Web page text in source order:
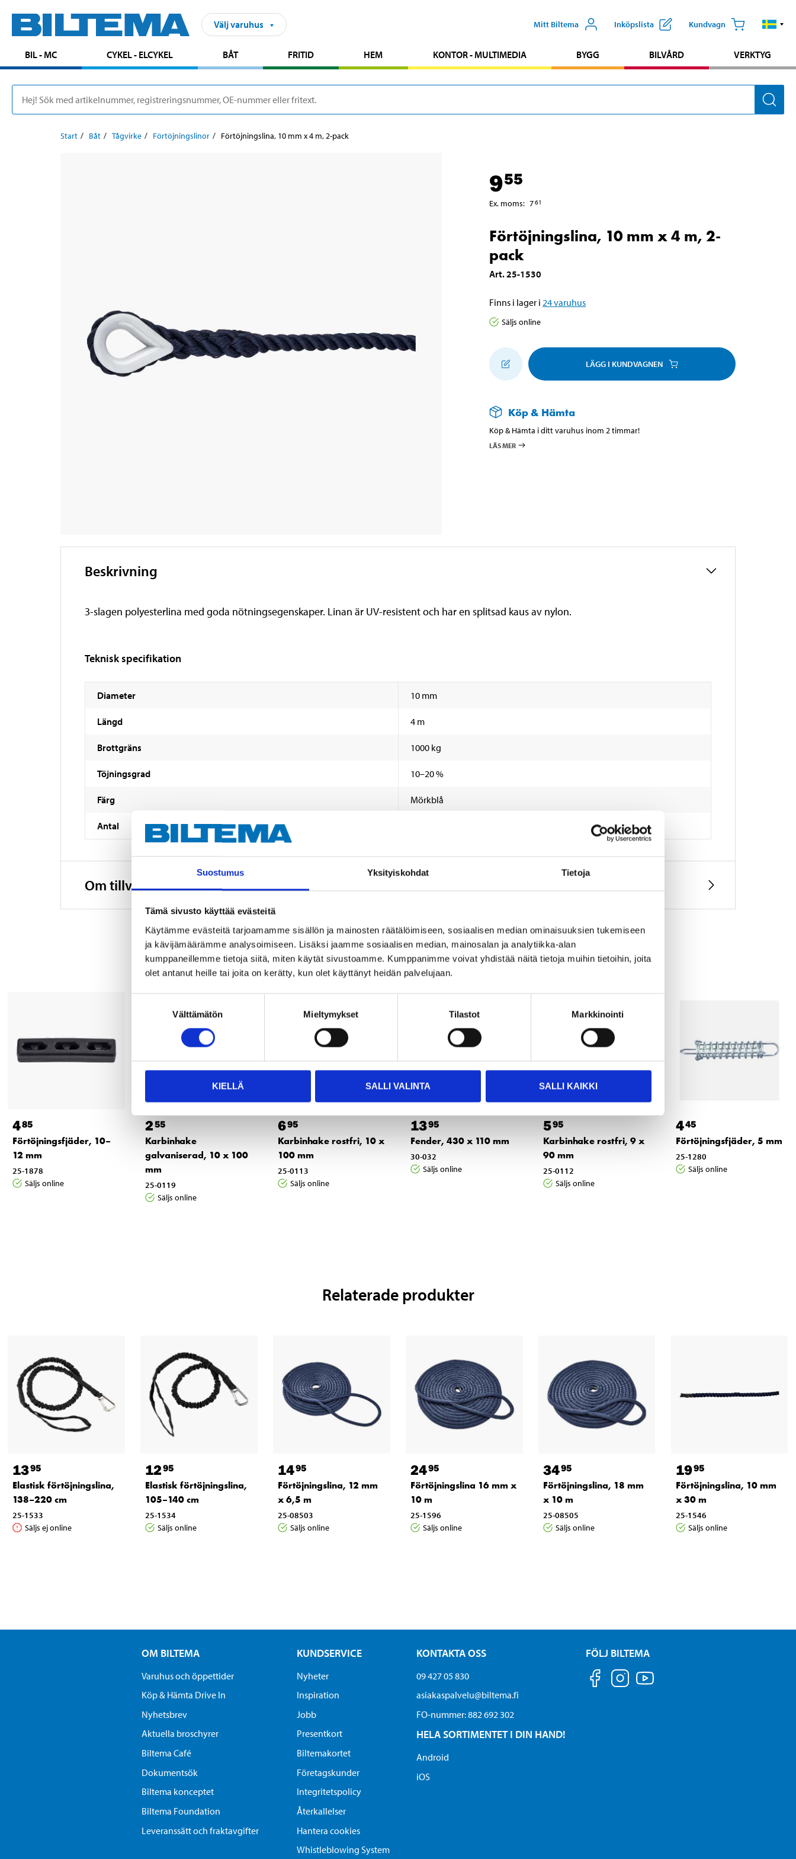
Suostumus Yksityiskohdat Tietoja
Tämä sivusto käyttää evästeitä
Käytämme evästeitä tarjoamamme sisällön ja mainosten räätälöimiseen, sosiaalisen median ominaisuuksien tukemiseen
ja kävijämäärämme analysoimiseen. Lisäksi jaamme sosiaalisen median, mainosalan ja analytiikka-alan
kumppaneillemme tietoja siitä, miten käytät sivustoamme. Kumppanimme voivat yhdistää näitä tietoja muihin tietoihin, joita
olet antanut heille tai joita on kerätty, kun olet käyttänyt heidän palvelujaan.
Välttämätön Mieltymykset Tilastot Markkinointi
KIELLÄ SALLI VALINTA SALLI KAIKKI
Välj varuhus Mitt Biltema Inköpslista Kundvagn
BIL - MC CYKEL - ELCYKEL BÅT FRITID HEM KONTOR - MULTIMEDIA BYGG BILVÅRD VERKTYG
Start Båt Tågvirke Förtöjningslinor Förtöjningslina, 10 mm x 4 m, 2-pack
955
Ex. moms: 761
Förtöjningslina, 10 mm x 4 m, 2-
pack
Art.25-1530
Finns i lager i 24varuhus
Säljs online
LÄGG I KUNDVAGNEN
Köp & Hämta
Köp & Hämta i ditt varuhus inom 2 timmar!
LÄS MER
Beskrivning
3-slagen polyesterlina med goda nötningsegenskaper. Linan är UV-resistent och har en splitsad kaus av nylon.
Teknisk specifikation
Diameter 10 mm
Längd 4 m
Brottgräns 1000 kg
Töjningsgrad 10–20 %
Färg Mörkblå
Antal
Om tillverkaren
Andra kunder köpte också
485
Förtöjningsfjäder, 10–
12 mm
25-1878
Säljs online
255
Karbinhake
galvaniserad, 10 x 100
mm
25-0119
Säljs online
695
Karbinhake rostfri, 10 x
100 mm
25-0113
Säljs online
1395
Fender, 430 x 110 mm
30-032
Säljs online
595
Karbinhake rostfri, 9 x
90 mm
25-0112
Säljs online
445
Förtöjningsfjäder, 5 mm
25-1280
Säljs online
Relaterade produkter
1395
Elastisk förtöjningslina,
138–220 cm
25-1533
Säljs ej online
1295
Elastisk förtöjningslina,
105–140 cm
25-1534
Säljs online
1495
Förtöjningslina, 12 mm
x 6,5 m
25-08503
Säljs online
2495
Förtöjningslina 16 mm x
10 m
25-1596
Säljs online
3495
Förtöjningslina, 18 mm
x 10 m
25-08505
Säljs online
1995
Förtöjningslina, 10 mm
x 30 m
25-1546
Säljs online
OM BILTEMA
Varuhus och öppettider
Köp & Hämta Drive In
Nyhetsbrev
Aktuella broschyrer
Biltema Café
Dokumentsök
Biltema konceptet
Biltema Foundation
Leveranssätt och fraktavgifter
KUNDSERVICE
Nyheter
Inspiration
Jobb
Presentkort
Biltemakortet
Företagskunder
Integritetspolicy
Återkallelser
Hantera cookies
Whistleblowing System
KONTAKTA OSS
09 427 05 830
asiakaspalvelu@biltema.fi
FO-nummer:​ 882 692 302
HELA SORTIMENTET I DIN HAND!
Android
iOS
FÖLJ BILTEMA